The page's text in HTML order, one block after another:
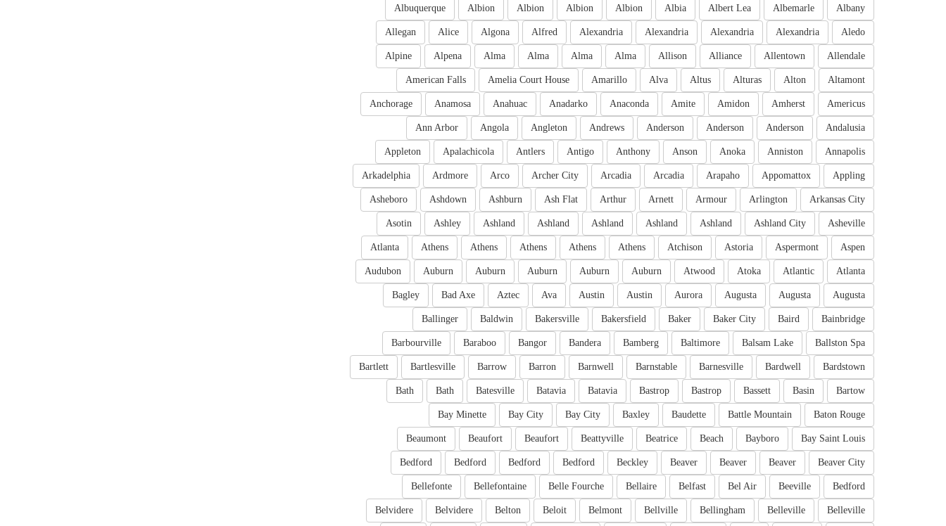
Albany
Albemarle
Albert Lea
Albia
Albion
Albion
Albion
Albion
Albuquerque
Aledo
Alexandria
Alexandria
Alexandria
Alexandria
Alfred
Algona
Alice
Allegan
Allendale
Allentown
Alliance
Allison
Alma
Alma
Alma
Alma
Alpena
Alpine
Altamont
Alton
Alturas
Altus
Alva
Amarillo
Amelia Court House
American Falls
Americus
Amherst
Amidon
Amite
Anaconda
Anadarko
Anahuac
Anamosa
Anchorage
Andalusia
Anderson
Anderson
Anderson
Andrews
Angleton
Angola
Ann Arbor
Annapolis
Anniston
Anoka
Anson
Anthony
Antigo
Antlers
Apalachicola
Appleton
Appling
Appomattox
Arapaho
Arcadia
Arcadia
Archer City
Arco
Ardmore
Arkadelphia
Arkansas City
Arlington
Armour
Arnett
Arthur
Ash Flat
Ashburn
Ashdown
Asheboro
Asheville
Ashland City
Ashland
Ashland
Ashland
Ashland
Ashland
Ashley
Asotin
Aspen
Aspermont
Astoria
Atchison
Athens
Athens
Athens
Athens
Athens
Atlanta
Atlanta
Atlantic
Atoka
Atwood
Auburn
Auburn
Auburn
Auburn
Auburn
Audubon
Augusta
Augusta
Augusta
Aurora
Austin
Austin
Ava
Aztec
Bad Axe
Bagley
Bainbridge
Baird
Baker City
Baker
Bakersfield
Bakersville
Baldwin
Ballinger
Ballston Spa
Balsam Lake
Baltimore
Bamberg
Bandera
Bangor
Baraboo
Barbourville
Bardstown
Bardwell
Barnesville
Barnstable
Barnwell
Barron
Barrow
Bartlesville
Bartlett
Bartow
Basin
Bassett
Bastrop
Bastrop
Batavia
Batavia
Batesville
Bath
Bath
Baton Rouge
Battle Mountain
Baudette
Baxley
Bay City
Bay City
Bay Minette
Bay Saint Louis
Bayboro
Beach
Beatrice
Beattyville
Beaufort
Beaufort
Beaumont
Beaver City
Beaver
Beaver
Beaver
Beckley
Bedford
Bedford
Bedford
Bedford
Bedford
Beeville
Bel Air
Belfast
Bellaire
Belle Fourche
Bellefontaine
Bellefonte
Belleville
Belleville
Bellingham
Bellville
Belmont
Beloit
Belton
Belvidere
Belvidere